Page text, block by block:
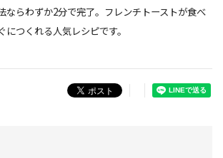
ならわずか2分で完了。フレンチトーストが食べ
つくれる人気レシピです。